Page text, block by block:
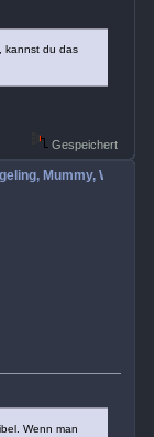
kannst du das
Gespeichert
Mummy, Wrath
Wenn man